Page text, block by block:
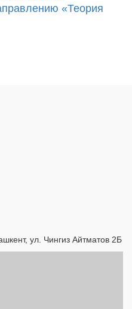
«Теория
ул. Чингиз Айтматов 2Б